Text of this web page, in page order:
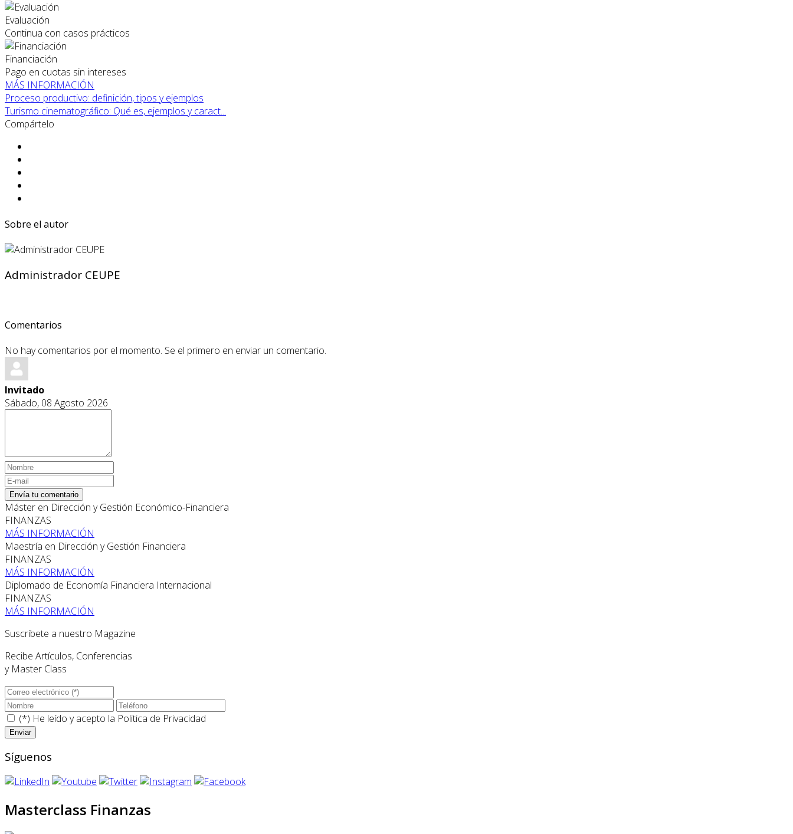
Evaluación
Continua con casos prácticos
Financiación
Pago en cuotas sin intereses
MÁS INFORMACIÓN
Proceso productivo: definición, tipos y ejemplos
Turismo cinematográfico: Qué es, ejemplos y caract...
Compártelo
Sobre el autor
Administrador CEUPE
Comentarios
No hay comentarios por el momento. Se el primero en enviar un comentario.
Invitado
Sábado, 08 Agosto 2026
Envía tu comentario
Máster en Dirección y Gestión Económico-Financiera
FINANZAS
MÁS INFORMACIÓN
Maestría en Dirección y Gestión Financiera
FINANZAS
MÁS INFORMACIÓN
Diplomado de Economía Financiera Internacional
FINANZAS
MÁS INFORMACIÓN
Suscríbete a nuestro Magazine
Recibe Artículos, Conferencias
y Master Class
(*) He leído y acepto la Politica de Privacidad
Síguenos
Masterclass Finanzas